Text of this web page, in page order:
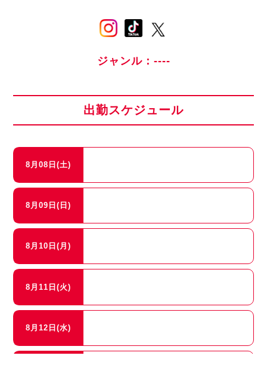
ジャンル：----
出勤スケジュール
8月08日(土)
8月09日(日)
8月10日(月)
8月11日(火)
8月12日(水)